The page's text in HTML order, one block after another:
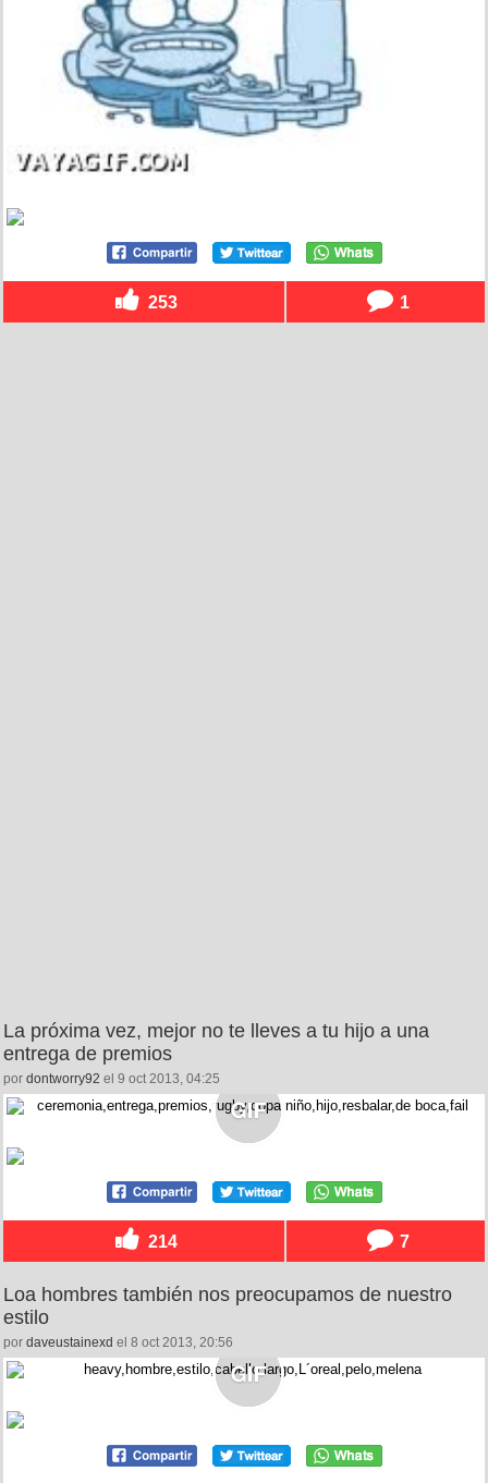
253 1
La próxima vez, mejor no te lleves a tu hijo a una
entrega de premios
por dontworry92 el 9 oct 2013, 04:25
214 7
Loa hombres también nos preocupamos de nuestro
estilo
por daveustainexd el 8 oct 2013, 20:56